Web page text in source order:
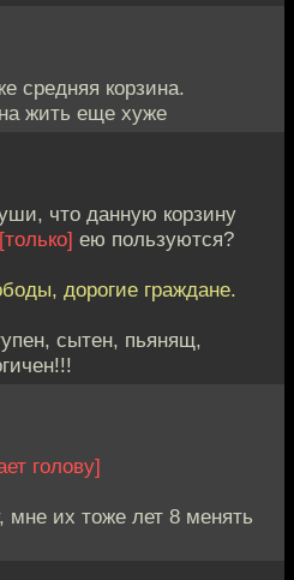
средняя корзина.
жить еще хуже
что данную корзину
[только] ею пользуются?
дорогие граждане.
сытен, пьянящ,
голову]
их тоже лет 8 менять